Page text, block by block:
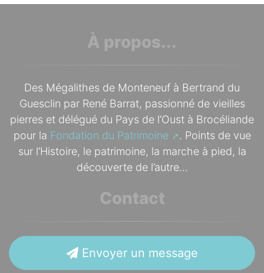
À propos...
Des Mégalithes de Monteneuf à Bertrand du
Guesclin par René Barrat, passionné de vieilles
pierres et délégué du Pays de l’Oust à Brocéliande
pour la Fondation du Patrimoine
. Points de vue
sur l’Histoire, le patrimoine, la marche à pied, la
découverte de l’autre...
Contact
Envoyer un message